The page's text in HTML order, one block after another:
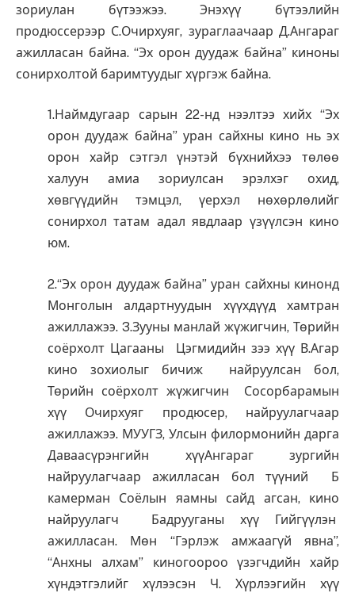
зориулан бүтээжээ. Энэхүү бүтээлийн
продюссерээр С.Очирхуяг, зураглаачаар Д.Ангараг
ажилласан байна. “Эх орон дуудаж байна” киноны
сонирхолтой баримтуудыг хүргэж байна.
1.Наймдугаар сарын 22-нд нээлтээ хийх “Эх
орон дуудаж байна” уран сайхны кино нь эх
орон хайр сэтгэл үнэтэй бүхнийхээ төлөө
халуун амиа зориулсан эрэлхэг охид,
хөвгүүдийн тэмцэл, үерхэл нөхөрлөлийг
сонирхол татам адал явдлаар үзүүлсэн кино
юм.
2.“Эх орон дуудаж байна” уран сайхны кинонд
Монголын алдартнуудын хүүхдүүд хамтран
ажиллажээ. 3.Зууны манлай жүжигчин, Төрийн
соёрхолт Цагааны Цэгмидийн зээ хүү В.Агар
кино зохиолыг бичиж найруулсан бол,
Төрийн соёрхолт жүжигчин Сосорбарамын
хүү Очирхуяг продюсер, найруулагчаар
ажиллажээ. МУУГЗ, Улсын филормонийн дарга
Даваасүрэнгийн хүүАнгараг зургийн
найруулагчаар ажилласан бол түүний Б
камерман Соёлын яамны сайд агсан, кино
найруулагч Бадрууганы хүү Гийгүүлэн
ажилласан. Мөн “Гэрлэж амжаагүй явна”,
“Анхны алхам” киногоороо үзэгчдийн хайр
хүндэтгэлийг хүлээсэн Ч. Хүрлээгийн хүү